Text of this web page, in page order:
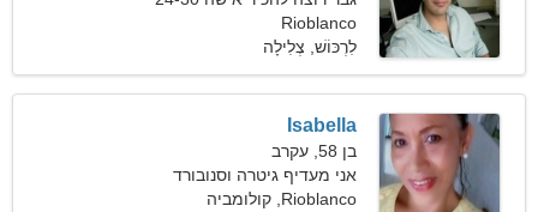
Rioblanco
לִרְכּוֹשׁ, צְלִילָה
Isabella
בן 58, עקרב
אני מעדיף גיטרה וסנובורד
Rioblanco, קולומביה